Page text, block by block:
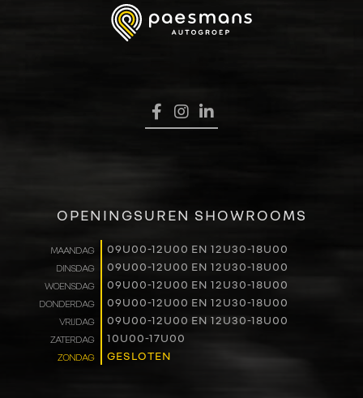
OPENINGSUREN SHOWROOMS
MAANDAG 09U00-12U00 EN 12U30-18U00
DINSDAG 09U00-12U00 EN 12U30-18U00
WOENSDAG 09U00-12U00 EN 12U30-18U00
DONDERDAG 09U00-12U00 EN 12U30-18U00
VRIJDAG 09U00-12U00 EN 12U30-18U00
ZATERDAG 10U00-17U00
ZONDAG GESLOTEN